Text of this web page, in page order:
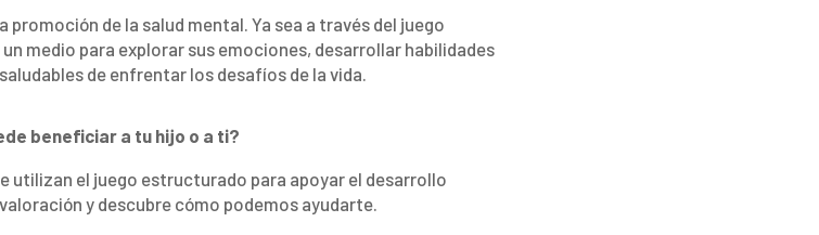
promoción de la salud mental. Ya sea a través del juego
medio para explorar sus emociones, desarrollar habilidades
de enfrentar los desafíos de la vida.
beneficiar a tu hijo o a ti?
utilizan el juego estructurado para apoyar el desarrollo
y descubre cómo podemos ayudarte.